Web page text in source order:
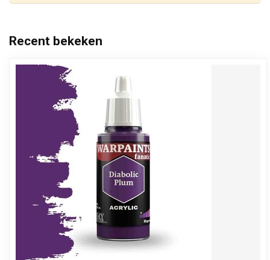
Recent bekeken